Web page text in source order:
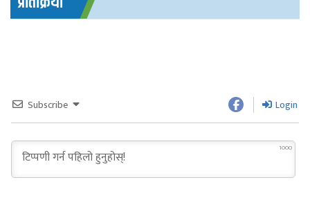
Subscribe Login
1000